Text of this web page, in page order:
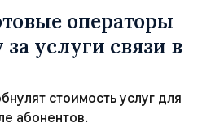
операторы
услуги связи в
стоимость услуг для
абонентов.